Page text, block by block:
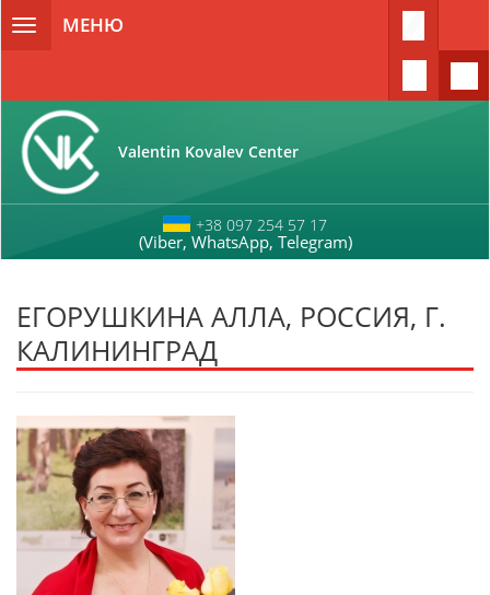
ToggleМЕНЮ
Valentin Kovalev Center
+38 097 254 57 17
(Viber, WhatsApp, Telegram)
ЕГОРУШКИНА АЛЛА, РОССИЯ, Г.
КАЛИНИНГРАД